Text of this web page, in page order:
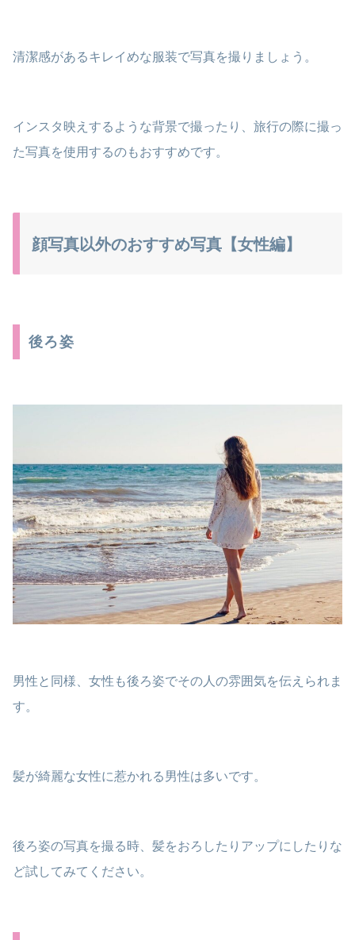
清潔感があるキレイめな服装で写真を撮りましょう。
インスタ映えするような背景で撮ったり、旅行の際に撮っ
た写真を使用するのもおすすめです。
顔写真以外のおすすめ写真【女性編】
後ろ姿
男性と同様、女性も後ろ姿でその人の雰囲気を伝えられま
す。
髪が綺麗な女性に惹かれる男性は多いです。
後ろ姿の写真を撮る時、髪をおろしたりアップにしたりな
ど試してみてください。